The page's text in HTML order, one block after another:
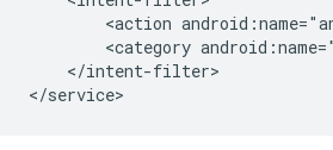
<action
<category
</intent-filter>